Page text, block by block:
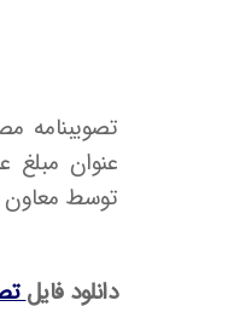
توسط معاون
دانلود فایل